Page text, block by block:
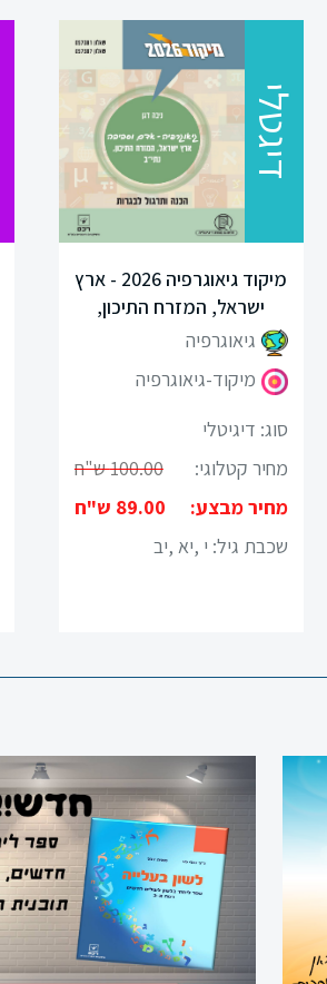
דיגטלי
מיקוד גיאוגרפיה 2026 - ארץ
ישראל, המזרח התיכון,
נתי"ב-דיגיטלי
גיאוגרפיה
מיקוד-גיאוגרפיה
סוג: דיגיטלי
מחיר קטלוגי:
100.00 ש"ח
מחיר מבצע:
89.00 ש"ח
שכבת גיל: י ,יא ,יב